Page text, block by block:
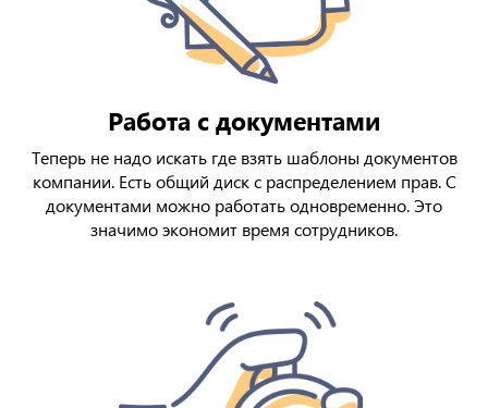
Работа с документами
Теперь не надо искать где взять шаблоны документов
компании. Есть общий диск с распределением прав. С
документами можно работать одновременно. Это
значимо экономит время сотрудников.